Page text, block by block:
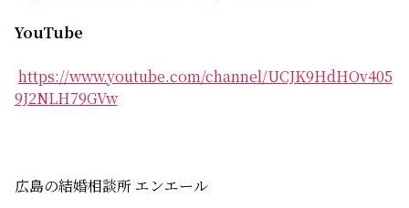
YouTube
https://www.youtube.com/channel/UCJK9HdHOv405
9J2NLH79GVw
広島の結婚相談所 エンエール